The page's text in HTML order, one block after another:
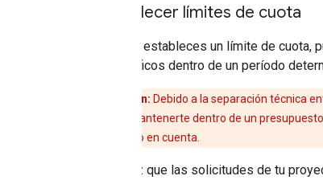
Establecer límites de cuota
Cuando estableces un límite de
específicos dentro de un período
Precaución: Debido a la separación técnica
cuotas para mantenerte dentro de un
para tener esto en cuenta.
Una vez que las solicitudes de tu